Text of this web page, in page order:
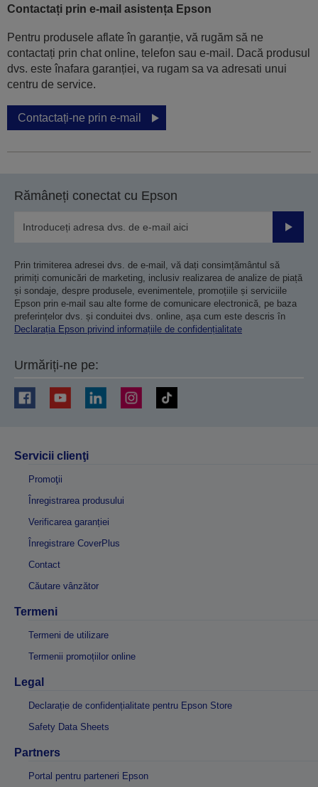
Contactați prin e-mail asistența Epson
Pentru produsele aflate în garanție, vă rugăm să ne
contactați prin chat online, telefon sau e-mail. Dacă produsul
dvs. este înafara garanției, va rugam sa va adresati unui
centru de service.
Contactați-ne prin e-mail
Rămâneți conectat cu Epson
Prin trimiterea adresei dvs. de e-mail, vă dați consimțământul să
primiți comunicări de marketing, inclusiv realizarea de analize de piață
și sondaje, despre produsele, evenimentele, promoțiile și serviciile
Epson prin e-mail sau alte forme de comunicare electronică, pe baza
preferințelor dvs. și conduitei dvs. online, așa cum este descris în
Declarația Epson privind informațiile de confidențialitate
Urmăriți-ne pe:
Servicii clienţi
Promoţii
Înregistrarea produsului
Verificarea garanției
Înregistrare CoverPlus
Contact
Căutare vânzător
Termeni
Termeni de utilizare
Termenii promoțiilor online
Legal
Declarație de confidențialitate pentru Epson Store
Safety Data Sheets
Partners
Portal pentru parteneri Epson